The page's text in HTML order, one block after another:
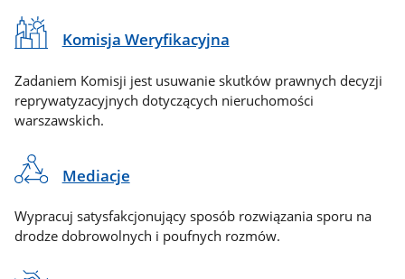
Komisja Weryfikacyjna
Zadaniem Komisji jest usuwanie skutków prawnych decyzji
reprywatyzacyjnych dotyczących nieruchomości
warszawskich.
Mediacje
Wypracuj satysfakcjonujący sposób rozwiązania sporu na
drodze dobrowolnych i poufnych rozmów.